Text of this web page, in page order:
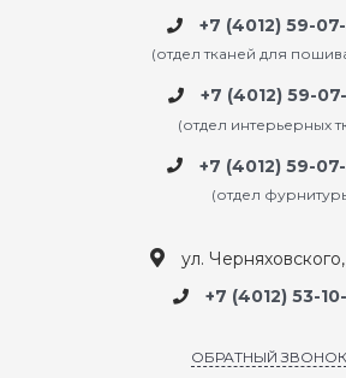
+7 (4012) 59-
(отдел тканей для
+7 (4012) 59-
(отдел интерьерных
+7 (4012) 59-
(отдел
ул.
+7 (4012) 53-
ОБРАТНЫЙ ЗВОНОК